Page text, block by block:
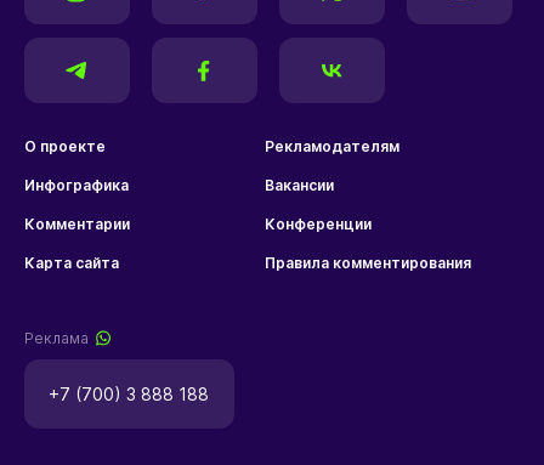
О проекте Рекламодателям
Инфографика Вакансии
Комментарии Конференции
Карта сайта Правила комментирования
Реклама
+7 (700) 3 888 188